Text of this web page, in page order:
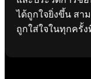
ได้ถูกใจยิ่งขึ้น สา
ถูกใส่ใจในทุกครั้